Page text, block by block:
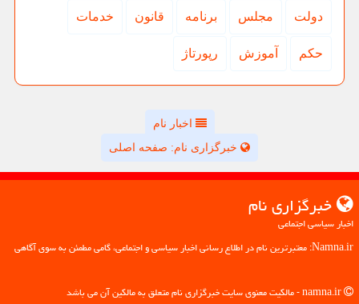
دولت مجلس برنامه قانون خدمات
حكم آموزش رپورتاژ
اخبار نام
خبرگزاری نام: صفحه اصلی
خبرگزاری نام
اخبار سیاسی اجتماعی
Namna.ir: معتبرترین نام در اطلاع رسانی اخبار سیاسی و اجتماعی، گامی مطمئن به سوی آگاهی